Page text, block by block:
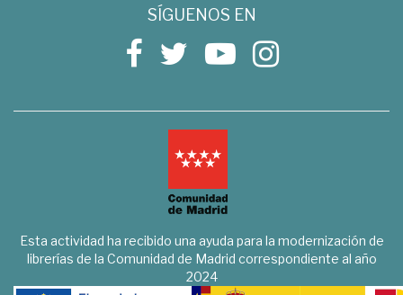
SÍGUENOS EN
Esta actividad ha recibido una ayuda para la modernización de
librerías de la Comunidad de Madrid correspondiente al año
2024